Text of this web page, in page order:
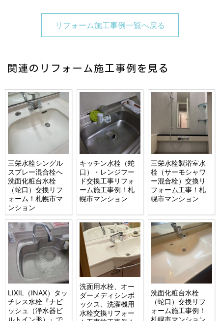
リフォーム施工事例一覧へ戻る
関連のリフォーム施工事例を見る
三栄水栓シングル
スプレー混合栓へ
洗面化粧台水栓
（蛇口）交換リフ
ォーム！札幌市マ
ンション
キッチン水栓（蛇
口）・レンジフー
ド交換工事リフォ
ーム施工事例！札
幌市マンション
三栄水栓製浴室水
栓（サーモシャワ
ー混合栓）交換リ
フォーム工事！札
幌市マンション
LIXIL（INAX）タッ
チレス水栓『ナビ
ッシュ（浄水器ビ
洗面用水栓、オー
ダーメディシンボ
ックス、洗濯機用
水栓交換リフォー
洗面化粧台水栓
（蛇口）交換リフ
ォーム施工事例！